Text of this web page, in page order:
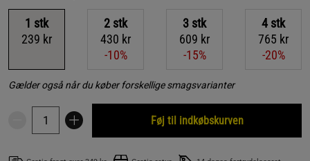
1 stk
239 kr
2 stk
430 kr
-10%
3 stk
609 kr
-15%
4 stk
765 kr
-20%
Gælder også når du køber forskellige smagsvarianter
Føj til indkøbskurven